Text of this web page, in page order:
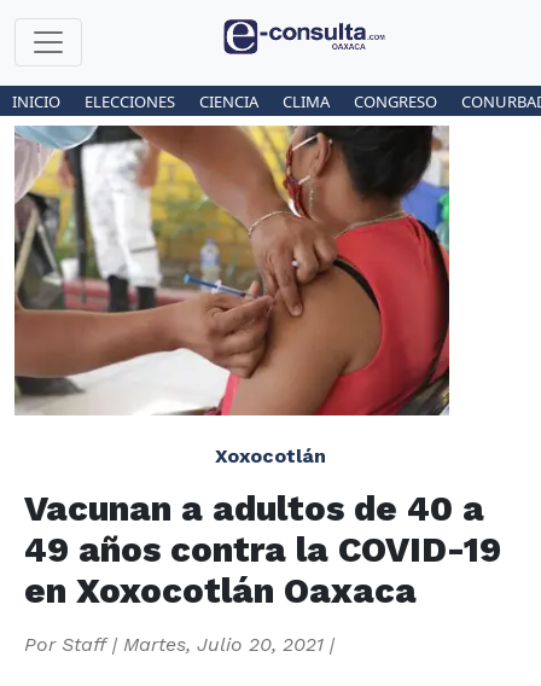
INICIO ELECCIONES CIENCIA CLIMA CONGRESO
Xoxocotlán
Vacunan a adultos de 40 a
49 años contra la COVID-19
en Xoxocotlán Oaxaca
Por Staff| Martes, Julio 20, 2021 |